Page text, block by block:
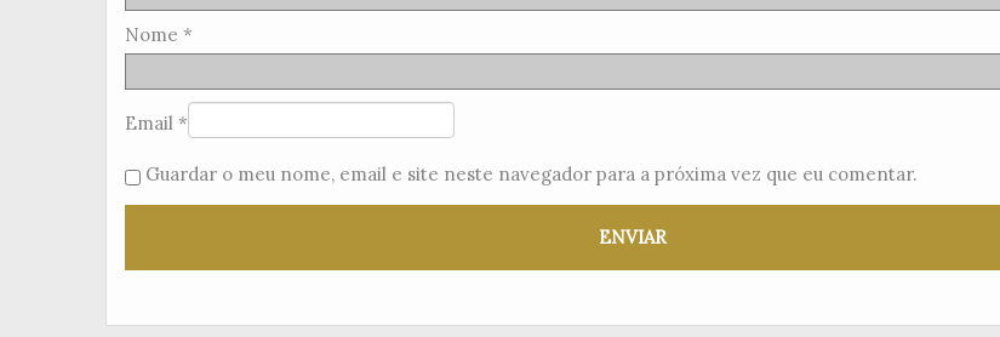
Nome *
Email *
Guardar o meu nome, email e site neste navegador para a próxima vez que eu comentar.